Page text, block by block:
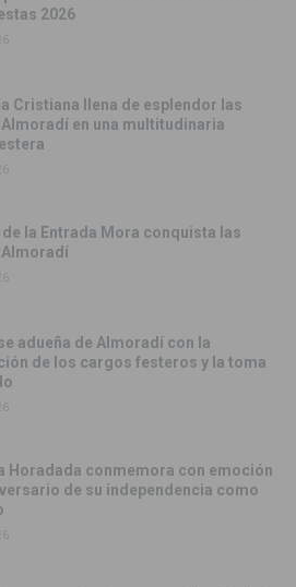
2026
Cristiana llena de esplendor las
en una multitudinaria
de la Entrada Mora conquista las
adueña de Almoradí con la
de los cargos festeros y la toma
Horadada conmemora con emoción
de su independencia como